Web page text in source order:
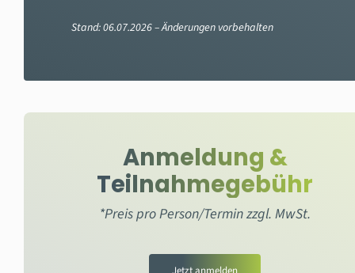
Stand: 06.07.2026 – Änderungen vorbehalten
Anmeldung &
Teilnahmegebühr
*Preis pro Person/Termin zzgl. MwSt.